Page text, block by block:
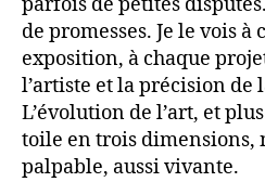
parfois de petites
de promesses. Je le vois
exposition, à chaque
l’artiste et la précision de
L’évolution de l’art, et
toile en trois dimensions,
palpable, aussi vivante.